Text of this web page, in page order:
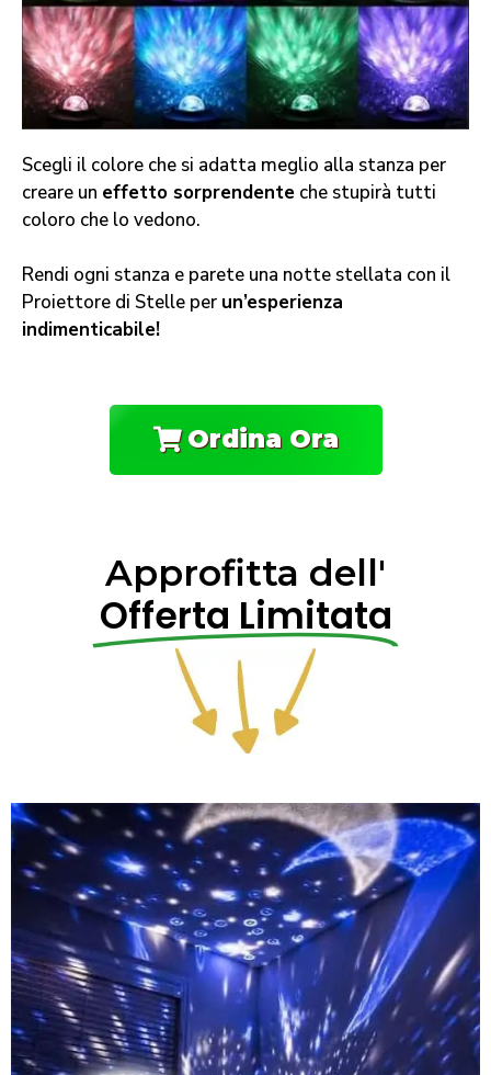
Scegli il colore che si adatta meglio alla stanza per
creare un effetto sorprendente che stupirà tutti
coloro che lo vedono.
Rendi ogni stanza e parete una notte stellata con il
Proiettore di Stelle per un’esperienza
indimenticabile!
Ordina Ora
Approfitta dell'
Offerta Limitata